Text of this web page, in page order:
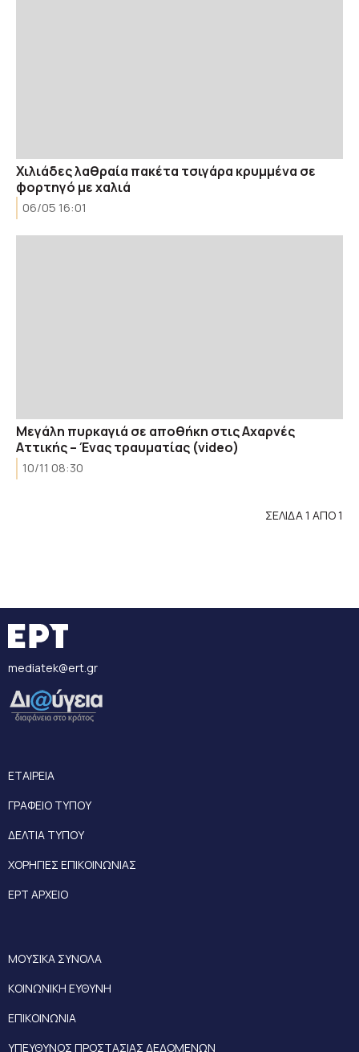
Χιλιάδες λαθραία πακέτα τσιγάρα κρυμμένα σε
φορτηγό με χαλιά
06/05 16:01
Μεγάλη πυρκαγιά σε αποθήκη στις Αχαρνές
Αττικής – Ένας τραυματίας (video)
10/11 08:30
ΣΕΛΙΔΑ 1 ΑΠΟ 1
mediatek@ert.gr
ΕΤΑΙΡΕΙΑ
ΓΡΑΦΕΙΟ ΤΥΠΟΥ
ΔΕΛΤΙΑ ΤΥΠΟΥ
ΧΟΡΗΓΙΕΣ ΕΠΙΚΟΙΝΩΝΙΑΣ
ΕΡΤ ΑΡΧΕΙΟ
ΜΟΥΣΙΚΑ ΣΥΝΟΛΑ
ΚΟΙΝΩΝΙΚΗ ΕΥΘΥΝΗ
ΕΠΙΚΟΙΝΩΝΙΑ
ΥΠΕΥΘΥΝΟΣ ΠΡΟΣΤΑΣΙΑΣ ΔΕΔΟΜΕΝΩΝ